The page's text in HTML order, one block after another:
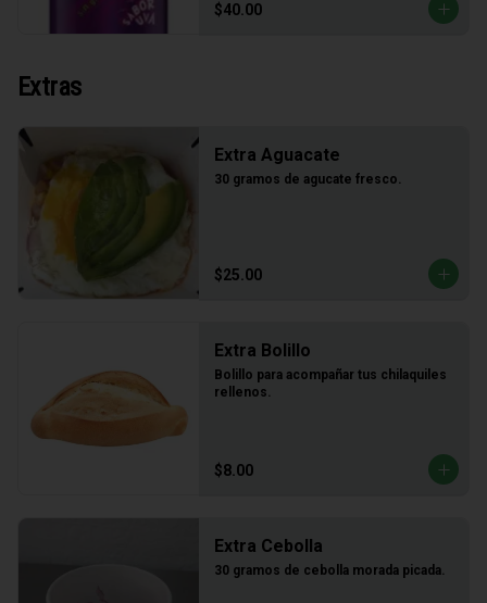
$40.00
Extras
Extra Aguacate
30 gramos de agucate fresco.
$25.00
Extra Bolillo
Bolillo para acompañar tus chilaquiles
rellenos.
$8.00
Extra Cebolla
30 gramos de cebolla morada picada.